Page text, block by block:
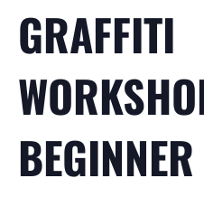
GRAFFITI